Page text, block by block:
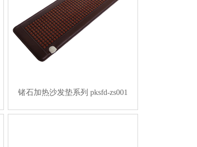
锗石加热沙发垫系列 pksfd-zs001